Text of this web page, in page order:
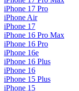
iPhone 17 Pro
iPhone Air
iPhone 17
iPhone 16 Pro Max
iPhone 16 Pro
iPhone 16e
iPhone 16 Plus
iPhone 16
iPhone 15 Plus
iPhone 15